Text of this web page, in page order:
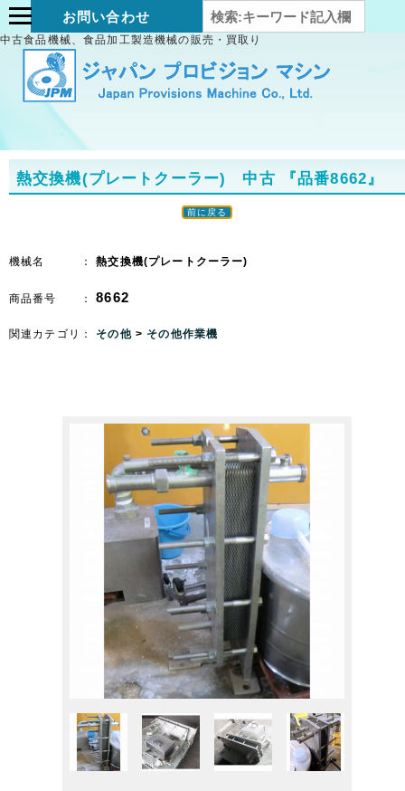
お問い合わせ
中古食品機械、食品加工製造機械の販売・買取り
熱交換機(プレートクーラー) 中古 『品番8662』
前に戻る
機械名 ：熱交換機(プレートクーラー)
商品番号 ：8662
関連カテゴリ： その他 > その他作業機